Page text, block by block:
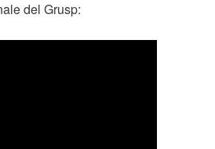
del Grusp: